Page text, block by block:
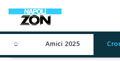
⌂ Amici 2025